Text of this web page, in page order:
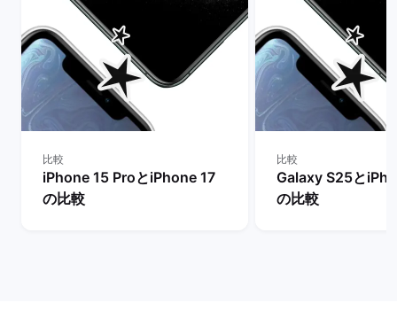
比較
iPhone 15 ProとiPhone 17
の比較
比較
Galaxy S25と
の比較